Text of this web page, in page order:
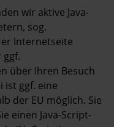
wir aktive Java-
sog.
Internetseite
über Ihren Besuch
ist ggf. eine
der EU möglich. Sie
einen Java-Script-